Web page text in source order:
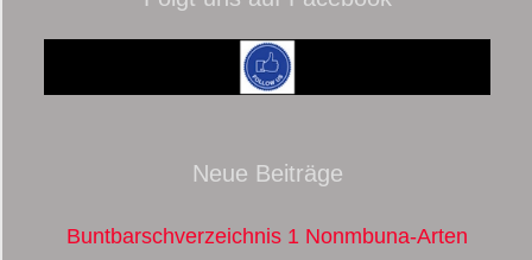
Neue Beiträge
Buntbarschverzeichnis 1 Nonmbuna-Arten